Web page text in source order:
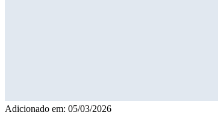
Adicionado em: 05/03/2026